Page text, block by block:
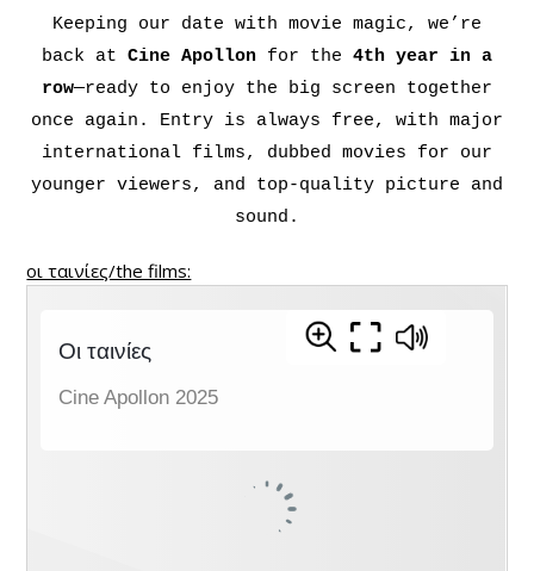
Keeping our date with movie magic, we’re
back at Cine Apollon for the 4th year in a
row—ready to enjoy the big screen together
once again. Entry is always free, with major
international films, dubbed movies for our
younger viewers, and top-quality picture and
sound.
οι ταινίες/the films: